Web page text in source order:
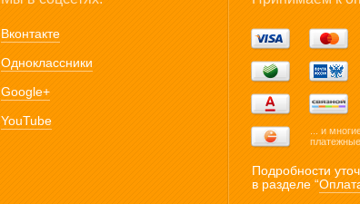
Вконтакте
Одноклассники
Google+
YouTube
... и
Подробности
в разделе “